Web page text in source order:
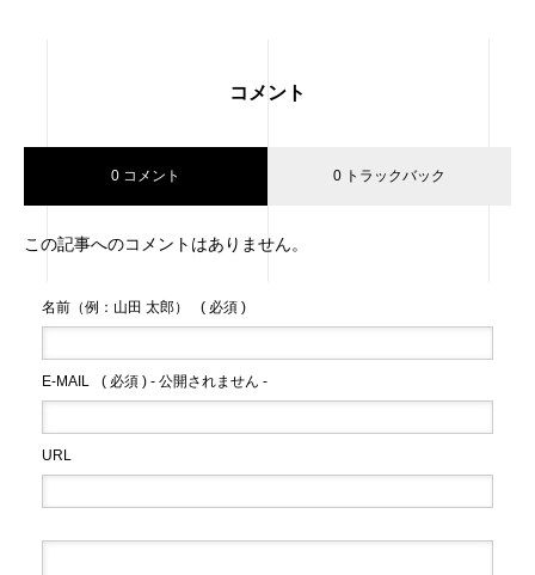
コメント
0 コメント 0 トラックバック
この記事へのコメントはありません。
名前（例：山田 太郎） ( 必須 )
E-MAIL ( 必須 ) - 公開されません -
URL